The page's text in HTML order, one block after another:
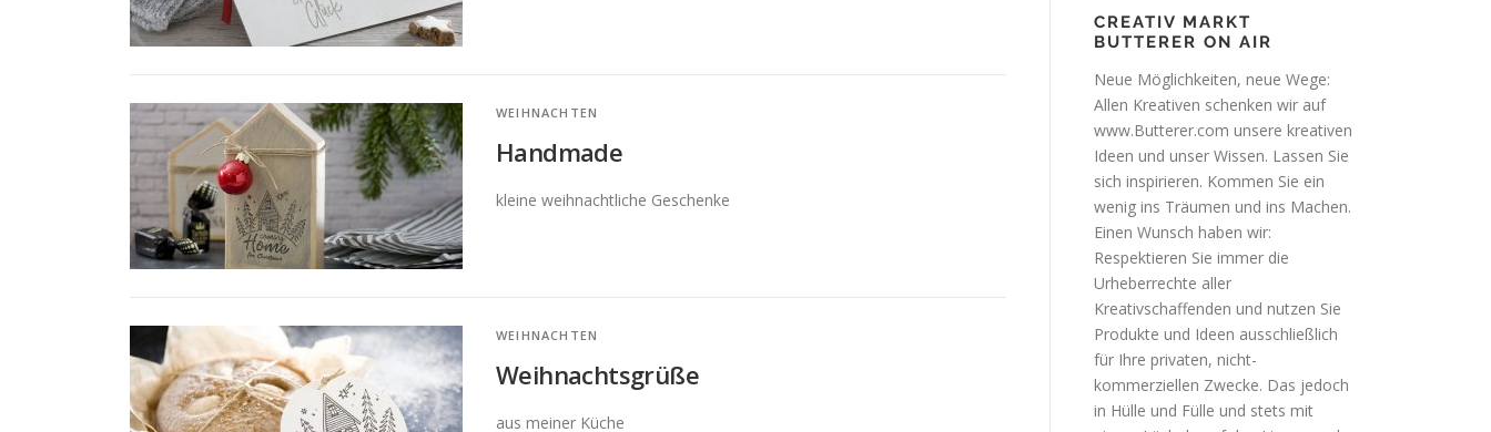
WEIHNACHTEN
Handmade
kleine weihnachtliche Geschenke
WEIHNACHTEN
Weihnachtsgrüße
aus meiner Küche
CREATIV MARKT
BUTTERER ON AIR
Neue Möglichkeiten, neue Wege:
Allen Kreativen schenken wir auf
www.Butterer.com unsere kreativen
Ideen und unser Wissen. Lassen Sie
sich inspirieren. Kommen Sie ein
wenig ins Träumen und ins Machen.
Einen Wunsch haben wir:
Respektieren Sie immer die
Urheberrechte aller
Kreativschaffenden und nutzen Sie
Produkte und Ideen ausschließlich
für Ihre privaten, nicht-
kommerziellen Zwecke. Das jedoch
in Hülle und Fülle und stets mit